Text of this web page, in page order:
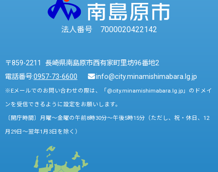
法人番号 7000020422142
〒859-2211 長崎県南島原市西有家町里坊96番地2
電話番号:0957-73-6600 info@city.minamishimabara.lg.jp
※Eメールでのお問い合わせの際は、「@city.minamishimabara.lg.jp」のドメイ
ンを受信できるように設定をお願いします。
〔開庁時間〕月曜～金曜の午前8時30分～午後5時15分（ただし、祝・休日、12
月29日～翌年1月3日を除く）